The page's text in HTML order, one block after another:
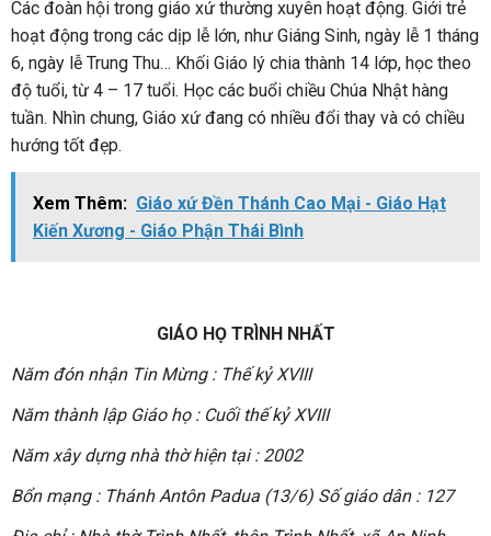
Các đoàn hội trong giáo xứ thường xuyên hoạt động. Giới trẻ
hoạt động trong các dịp lễ lớn, như Giáng Sinh, ngày lễ 1 tháng
6, ngày lễ Trung Thu… Khối Giáo lý chia thành 14 lớp, học theo
độ tuổi, từ 4 – 17 tuổi. Học các buổi chiều Chúa Nhật hàng
tuần. Nhìn chung, Giáo xứ đang có nhiều đổi thay và có chiều
hướng tốt đẹp.
Xem Thêm: Giáo xứ Đền Thánh Cao Mại - Giáo Hạt
Kiến Xương - Giáo Phận Thái Bình
GIÁO HỌ TRÌNH NHẤT
Năm đón nhận Tin Mừng : Thế kỷ XVIII
Năm thành lập Giáo họ : Cuối thế kỷ XVIII
Năm xây dựng nhà thờ hiện tại : 2002
Bổn mạng : Thánh Antôn Padua (13/6) Số giáo dân : 127